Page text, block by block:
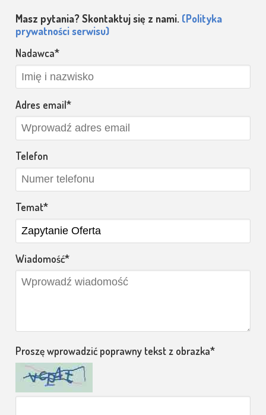
Masz pytania? Skontaktuj się z nami. (Polityka
prywatności serwisu)
Nadawca
Adres email
Telefon
Temat
Wiadomość
Proszę wprowadzić poprawny tekst z obrazka